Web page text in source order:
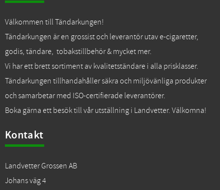
Välkommen till Tändarkungen!
Tändarkungen är en grossist och leverantör utav e-cigaretter,
godis, tändare, tobakstillbehör & mycket mer.
Vi har ett brett sortiment av kvalitetständare i alla prisklasser.
Tändarkungen tillhandahåller säkra och miljövänliga produkter
och samarbetar med ISO-certifierade leverantörer.
Boka gärna ett besök till vår utställning i Landvetter. Välkomna!
Kontakt
Landvetter Grossen AB
Johans väg 4